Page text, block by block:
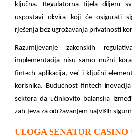
ključna. Regulatorna tijela diljem
uspostavi okvira koji će osigurati
rješenja bez ugrožavanja privatnosti
Razumijevanje zakonskih
implementacija nisu samo nužni
fintech aplikacija, već i ključni
korisnika. Budućnost fintech
sektora da učinkovito balansira
zahtjeva za održavanjem najviših
ULOGA SENATOR CASINO